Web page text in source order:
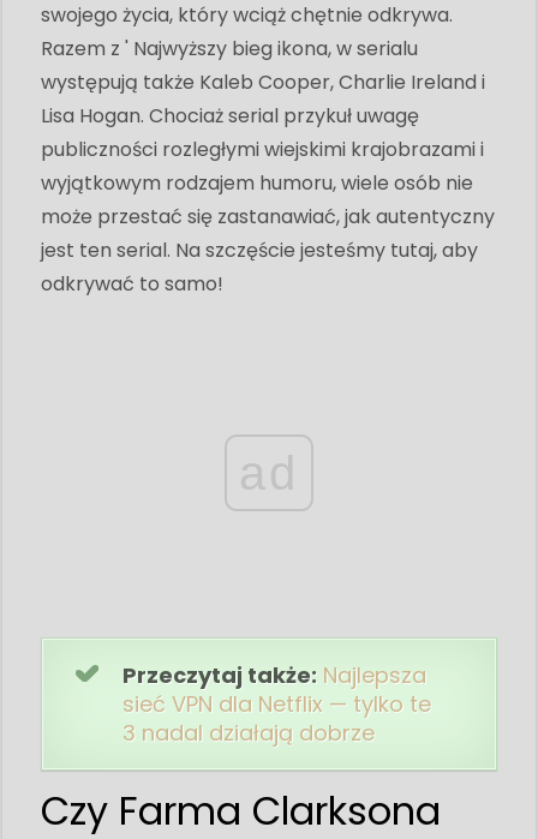
swojego życia, który wciąż chętnie odkrywa.
Razem z ' Najwyższy bieg ikona, w serialu
występują także Kaleb Cooper, Charlie Ireland i
Lisa Hogan. Chociaż serial przykuł uwagę
publiczności rozległymi wiejskimi krajobrazami i
wyjątkowym rodzajem humoru, wiele osób nie
może przestać się zastanawiać, jak autentyczny
jest ten serial. Na szczęście jesteśmy tutaj, aby
odkrywać to samo!
ad
Przeczytaj także: Najlepsza
sieć VPN dla Netflix — tylko te
3 nadal działają dobrze
Czy Farma Clarksona